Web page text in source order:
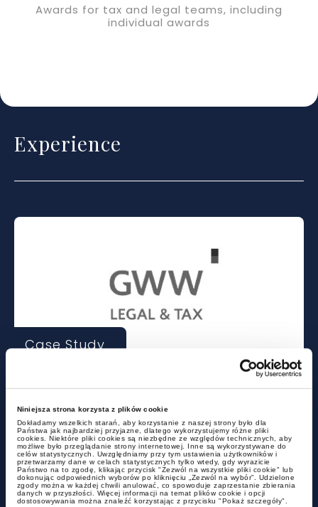
Niniejsza strona korzysta z plików cookie
Dokładamy wszelkich starań, aby korzystanie z naszej strony było dla
Państwa jak najbardziej przyjazne, dlatego wykorzystujemy różne pliki
cookies. Niektóre pliki cookies są niezbędne ze względów technicznych, aby
możliwe było przeglądanie strony internetowej. Inne są wykorzystywane do
celów statystycznych. Uwzględniamy przy tym ustawienia użytkowników i
przetwarzamy dane w celach statystycznych tylko wtedy, gdy wyrazicie
Państwo na to zgodę, klikając przycisk "Zezwól na wszystkie pliki cookie" lub
dokonując odpowiednich wyborów po kliknięciu „Zezwól na wybór”. Udzielone
zgody można w każdej chwili anulować, co spowoduje zaprzestanie zbierania
danych w przyszłości. Więcej informacji na temat plików cookie i opcji
dostosowywania można znaleźć korzystając z przycisku "Pokaż szczegóły".
Awards for tax and legal teams, including
individual awards
Experience
Case Study
Legal services for the
organisation of both The Men's
and Womens’s Volleyball World
Championships 2022